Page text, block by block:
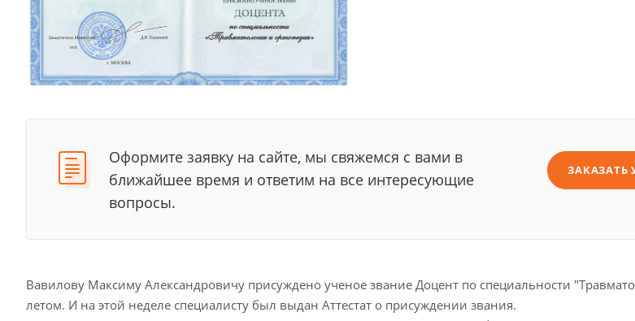
Оформите заявку на сайте, мы свяжемся с вами в
ближайшее время и ответим на все интересующие
вопросы.
ЗАКАЗАТЬ
Вавилову Максиму Александровичу присуждено ученое звание Доцент по специальности
летом. И на этой неделе специалисту был выдан Аттестат о присуждении звания.